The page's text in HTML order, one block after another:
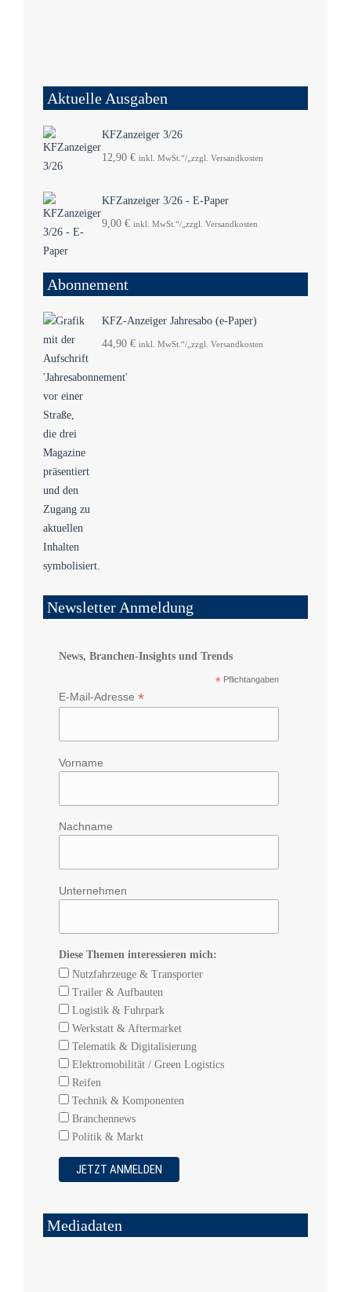
Aktuelle Ausgaben
KFZanzeiger 3/26
12,90 € inkl. MwSt.“/„zzgl. Versandkosten
KFZanzeiger 3/26 - E-Paper
9,00 € inkl. MwSt.“/„zzgl. Versandkosten
Abonnement
KFZ-Anzeiger Jahresabo (e-Paper)
44,90 € inkl. MwSt.“/„zzgl. Versandkosten
Newsletter Anmeldung
News, Branchen-Insights und Trends
* Pflichtangaben
E-Mail-Adresse *
Vorname
Nachname
Unternehmen
Diese Themen interessieren mich:
Nutzfahrzeuge & Transporter
Trailer & Aufbauten
Logistik & Fuhrpark
Werkstatt & Aftermarket
Telematik & Digitalisierung
Elektromobilität / Green Logistics
Reifen
Technik & Komponenten
Branchennews
Politik & Markt
Mediadaten